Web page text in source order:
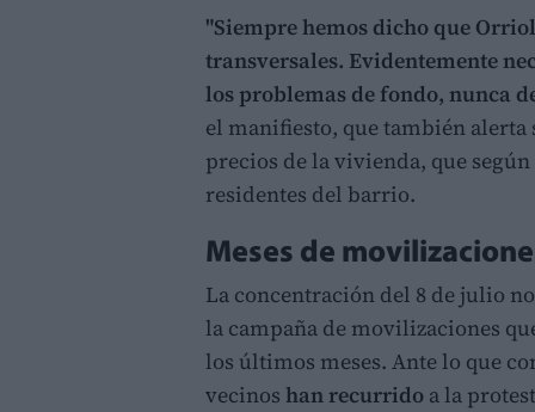
"Siempre hemos dicho que
transversales. Evidentemente
los problemas de fondo, nunca
el manifiesto, que también
precios de la vivienda, que
residentes del barrio.
Meses de
La concentración del 8 de julio
la campaña de movilizaciones
los últimos meses. Ante lo que
vecinos han recurrido a la